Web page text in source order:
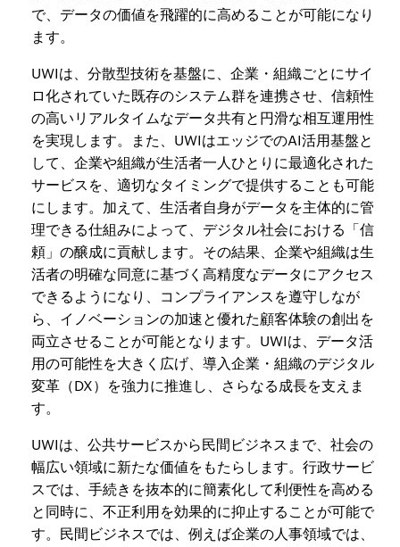
で、データの価値を飛躍的に高めることが可能になり
ます。
UWIは、分散型技術を基盤に、企業・組織ごとにサイ
ロ化されていた既存のシステム群を連携させ、信頼性
の高いリアルタイムなデータ共有と円滑な相互運用性
を実現します。また、UWIはエッジでのAI活用基盤と
して、企業や組織が生活者一人ひとりに最適化された
サービスを、適切なタイミングで提供することも可能
にします。加えて、生活者自身がデータを主体的に管
理できる仕組みによって、デジタル社会における「信
頼」の醸成に貢献します。その結果、企業や組織は生
活者の明確な同意に基づく高精度なデータにアクセス
できるようになり、コンプライアンスを遵守しなが
ら、イノベーションの加速と優れた顧客体験の創出を
両立させることが可能となります。UWIは、データ活
用の可能性を大きく広げ、導入企業・組織のデジタル
変革（DX）を強力に推進し、さらなる成長を支えま
す。
UWIは、公共サービスから民間ビジネスまで、社会の
幅広い領域に新たな価値をもたらします。行政サービ
スでは、手続きを抜本的に簡素化して利便性を高める
と同時に、不正利用を効果的に抑止することが可能で
す。民間ビジネスでは、例えば企業の人事領域では、